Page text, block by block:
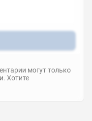
могут только
Хотите